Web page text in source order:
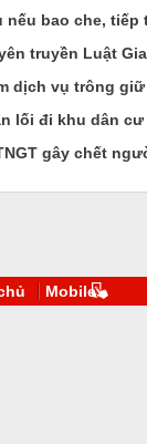
bao che, tiếp
truyền Luật
dịch vụ trông giữ
lối đi khu dân cư
gây chết
Mobile